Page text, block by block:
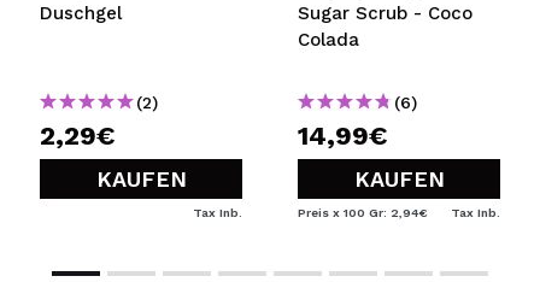
Duschgel
(2)
2,29€
KAUFEN
Tax Inb.
Sugar Scrub - Coco
Colada
(6)
14,99€
KAUFEN
Preis x 100 Gr: 2,94€ Tax Inb.